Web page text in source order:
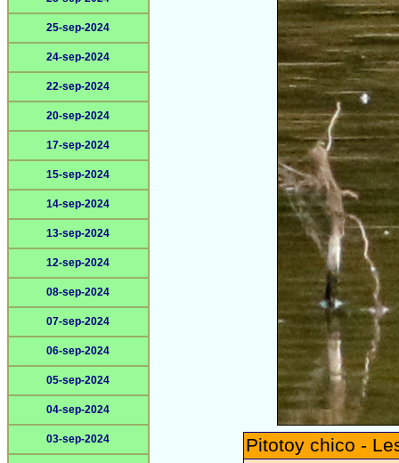
25-sep-2024
24-sep-2024
22-sep-2024
20-sep-2024
17-sep-2024
15-sep-2024
14-sep-2024
13-sep-2024
12-sep-2024
08-sep-2024
07-sep-2024
06-sep-2024
05-sep-2024
04-sep-2024
03-sep-2024 Pitotoy chico -